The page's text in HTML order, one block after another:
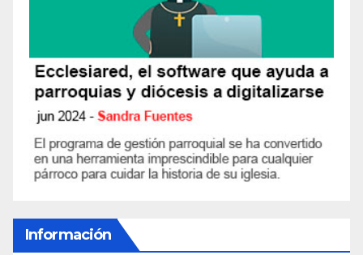
Información